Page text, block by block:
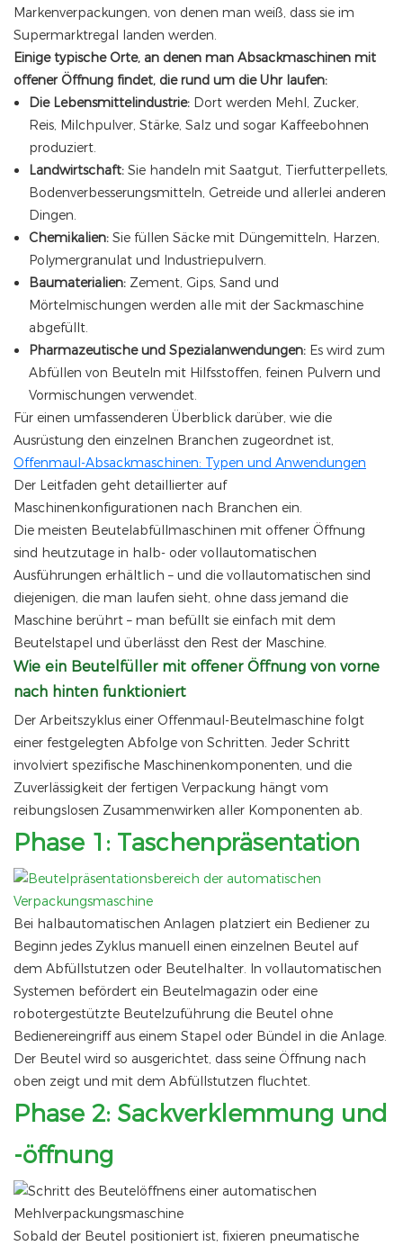
Markenverpackungen, von denen man weiß, dass sie im
Supermarktregal landen werden.
Einige typische Orte, an denen man Absackmaschinen mit
offener Öffnung findet, die rund um die Uhr laufen:
Die Lebensmittelindustrie: Dort werden Mehl, Zucker,
Reis, Milchpulver, Stärke, Salz und sogar Kaffeebohnen
produziert.
Landwirtschaft: Sie handeln mit Saatgut, Tierfutterpellets,
Bodenverbesserungsmitteln, Getreide und allerlei anderen
Dingen.
Chemikalien: Sie füllen Säcke mit Düngemitteln, Harzen,
Polymergranulat und Industriepulvern.
Baumaterialien: Zement, Gips, Sand und
Mörtelmischungen werden alle mit der Sackmaschine
abgefüllt.
Pharmazeutische und Spezialanwendungen: Es wird zum
Abfüllen von Beuteln mit Hilfsstoffen, feinen Pulvern und
Vormischungen verwendet.
Für einen umfassenderen Überblick darüber, wie die
Ausrüstung den einzelnen Branchen zugeordnet ist,
Offenmaul-Absackmaschinen: Typen und Anwendungen
Der Leitfaden geht detaillierter auf
Maschinenkonfigurationen nach Branchen ein.
Die meisten Beutelabfüllmaschinen mit offener Öffnung
sind heutzutage in halb- oder vollautomatischen
Ausführungen erhältlich – und die vollautomatischen sind
diejenigen, die man laufen sieht, ohne dass jemand die
Maschine berührt – man befüllt sie einfach mit dem
Beutelstapel und überlässt den Rest der Maschine.
Wie ein Beutelfüller mit offener Öffnung von vorne
nach hinten funktioniert
Der Arbeitszyklus einer Offenmaul-Beutelmaschine folgt
einer festgelegten Abfolge von Schritten. Jeder Schritt
involviert spezifische Maschinenkomponenten, und die
Zuverlässigkeit der fertigen Verpackung hängt vom
reibungslosen Zusammenwirken aller Komponenten ab.
Phase 1: Taschenpräsentation
Bei halbautomatischen Anlagen platziert ein Bediener zu
Beginn jedes Zyklus manuell einen einzelnen Beutel auf
dem Abfüllstutzen oder Beutelhalter. In vollautomatischen
Systemen befördert ein Beutelmagazin oder eine
robotergestützte Beutelzuführung die Beutel ohne
Bedienereingriff aus einem Stapel oder Bündel in die Anlage.
Der Beutel wird so ausgerichtet, dass seine Öffnung nach
oben zeigt und mit dem Abfüllstutzen fluchtet.
Phase 2: Sackverklemmung und
-öffnung
Sobald der Beutel positioniert ist, fixieren pneumatische